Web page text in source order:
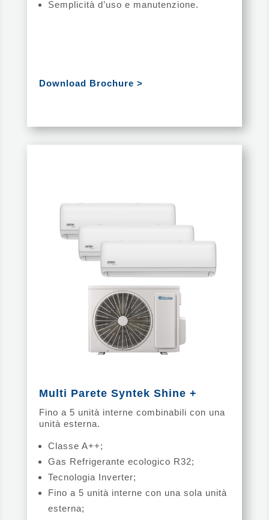
Semplicità d’uso e manutenzione.
Download Brochure >
Multi Parete Syntek Shine +
Fino a 5 unità interne combinabili con una
unità esterna.
Classe A++;
Gas Refrigerante ecologico R32;
Tecnologia Inverter;
Fino a 5 unità interne con una sola unità
esterna;